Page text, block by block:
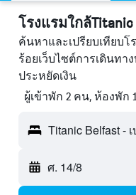
โรงแรมใกล้
ค้นหาและเปรียบเทียบโ
ร้อยเว็บไซต์การเดินทา
ประหยัดเงิน
ผู้เข้าพัก 2 คน, ห้องพัก
ศ. 14/8